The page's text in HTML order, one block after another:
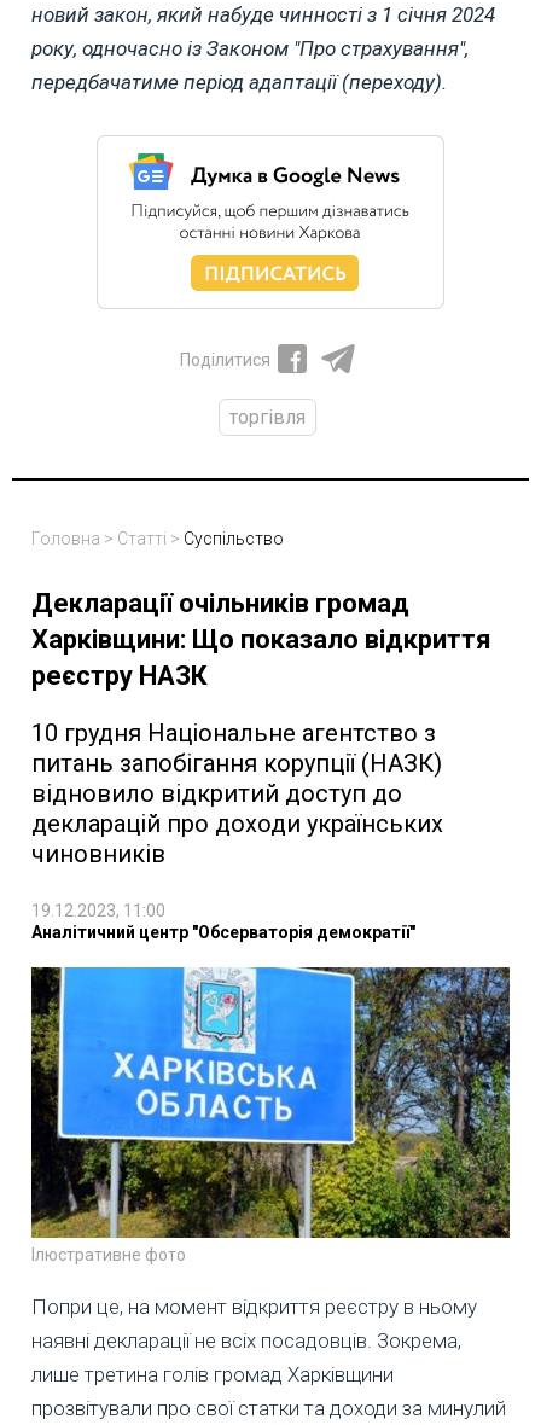
новий закон, який набуде чинності з 1 січня 2024
року, одночасно із Законом "Про страхування",
передбачатиме період адаптації (переходу).
Поділитися
торгівля
Головна > Статті > Суспільство
Декларації очільників громад
Харківщини: Що показало відкриття
реєстру НАЗК
10 грудня Національне агентство з
питань запобігання корупції (НАЗК)
відновило відкритий доступ до
декларацій про доходи українських
чиновників
19.12.2023, 11:00
Аналітичний центр "Обсерваторія демократії"
Ілюстративне фото
Попри це, на момент відкриття реєстру в ньому
наявні декларації не всіх посадовців. Зокрема,
лише третина голів громад Харківщини
прозвітували про свої статки та доходи за минулий